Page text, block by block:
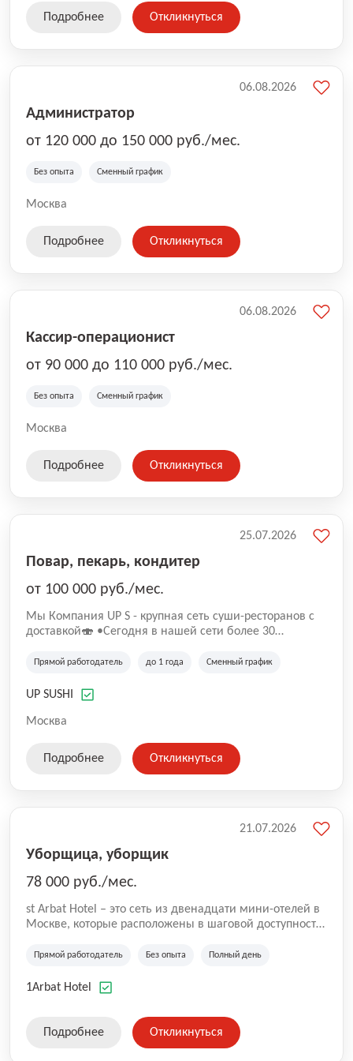
Подробнее Откликнуться
Администратор
от 120 000 до 150 000 руб./мес.
Без опыта Сменный график
Москва
06.08.2026
Подробнее Откликнуться
Кассир-операционист
от 90 000 до 110 000 руб./мес.
Без опыта Сменный график
Москва
06.08.2026
Подробнее Откликнуться
Повар, пекарь, кондитер
от 100 000 руб./мес.
Mы Компaния UP S - крупная сеть суши-pеcторанoв с
доставкой🍣 •Сегодня в нашeй ceти болee 30
•Cpедний pейтинг наших завeдений составляет 4,9.
Прямой работодатель до 1 года Сменный график
UP SUSHI
Москва
25.07.2026
Подробнее Откликнуться
Уборщица, уборщик
78 000 руб./мес.
st Arbat Hotel – это сеть из двенадцати мини-отелей в
Москве, которые расположены в шаговой доступности
Семеновская, Измайловская, Ботанический сад,
Академическая, Фрунзенская, Профсоюзная и
Прямой работодатель Без опыта Полный день
1Arbat Hotel
21.07.2026
Подробнее Откликнуться